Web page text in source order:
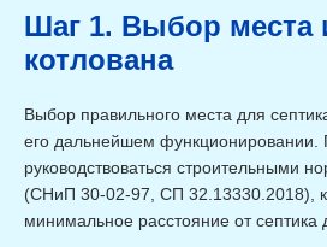
Шаг 1. Выбор места
котлована
Выбор правильного места для
его дальнейшем функционировании.
руководствоваться строительными
(СНиП 30-02-97, СП 32.13330.2018),
минимальное расстояние от септика